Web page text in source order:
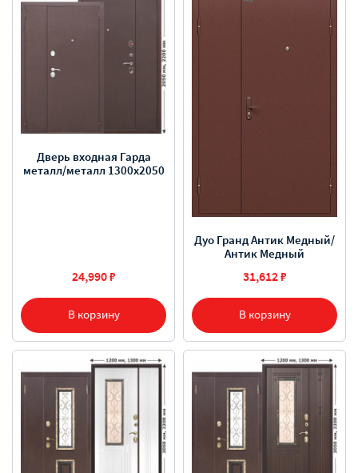
В корзину
Дверь входная Гарда
металл/металл 1300х2050
24,990 ₽
В корзину
Дуо Гранд Антик Медный/
Антик Медный
31,612 ₽